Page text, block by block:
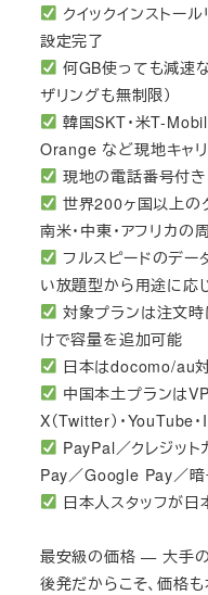
クイックインストー
設定完了
何GB使っても減速
ザリングも無制限）
韓国SKT・米T-
Orange など現地キャ
現地の電話番号付
世界200ヶ国以上の
南米・中東・アフリカの
フルスピードのデー
い放題型から用途に応
対象プランは注文時
けで容量を追加可能
日本はdocomo/au対
中国本土プランは
X（Twitter）・
PayPal／クレジット
Pay／Google Pay／
日本人スタッフが日
最安級の価格 — 大手の
後発だからこそ、価格も